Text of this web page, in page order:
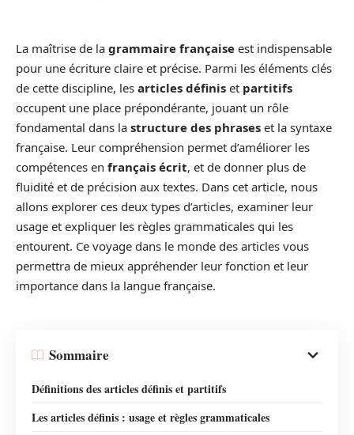
La maîtrise de la grammaire française est indispensable
pour une écriture claire et précise. Parmi les éléments clés
de cette discipline, les articles définis et partitifs
occupent une place prépondérante, jouant un rôle
fondamental dans la structure des phrases et la syntaxe
française. Leur compréhension permet d’améliorer les
compétences en français écrit, et de donner plus de
fluidité et de précision aux textes. Dans cet article, nous
allons explorer ces deux types d’articles, examiner leur
usage et expliquer les règles grammaticales qui les
entourent. Ce voyage dans le monde des articles vous
permettra de mieux appréhender leur fonction et leur
importance dans la langue française.
Sommaire
Définitions des articles définis et partitifs
Les articles définis : usage et règles grammaticales